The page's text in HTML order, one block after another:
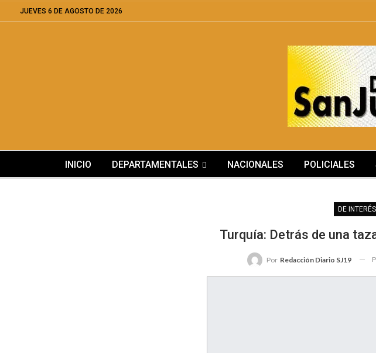
JUEVES 6 DE AGOSTO DE 2026
INICIO DEPARTAMENTALES NACIONALES POLICIALES
DE INTERÉS
Turquía: Detrás de una
Por Redacción Diario SJ19